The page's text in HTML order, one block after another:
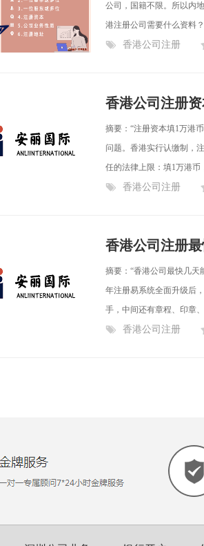
公司，国籍不限。所以内
港注册公司需要什么资料
香港公司注册
香港公司注册
摘要：“注册资本填1万港
问题。香港实行认缴制，
任的法律上限：填1万港币
香港公司注册
香港公司注册
摘要：“香港公司最快几天
年注册易系统全面升级后
手，中间还有章程、印章
香港公司注册